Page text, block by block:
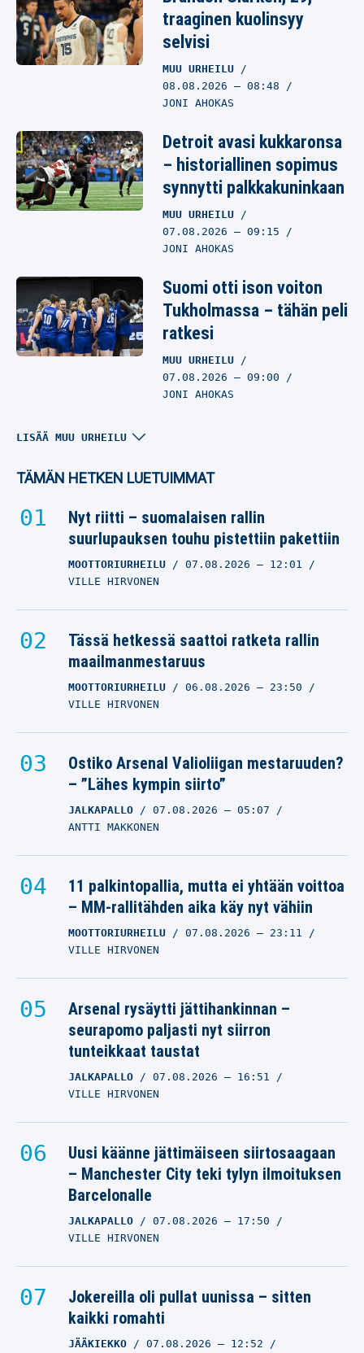
JONI AHOKAS
traaginen kuolinsyy
selvisi
MUU URHEILU
08.08.2026 – 08:48
JONI AHOKAS
Detroit avasi kukkaronsa
– historiallinen sopimus
synnytti palkkakuninkaan
MUU URHEILU
07.08.2026 – 09:15
JONI AHOKAS
Suomi otti ison voiton
Tukholmassa – tähän peli
ratkesi
MUU URHEILU
07.08.2026 – 09:00
JONI AHOKAS
löytyi hyvin
– valmentajasta paljastui
synkkä salaisuus
MUU URHEILU
06.08.2026– 17:09
kohtalossa – Saudi-
rahahanat kiinni, tilalle
tulee salattu sijoittaja
06.08.2026– 14:21
JANNE NIEMENMAA
Dillon Brooks jättimäinen
sopimus Phoenixiin –
kaupan
MUU URHEILU
06.08.2026– 10:21
tulla löysät housuun
kesken pelin –
”Vatsassani oli täysi
kapina”
MUU URHEILU
LISÄÄ MUU URHEILU
TÄMÄN HETKEN LUETUIMMAT
Nyt riitti – suomalaisen rallin
suurlupauksen touhu pistettiin pakettiin
MOOTTORIURHEILU 07.08.2026 – 12:01
VILLE HIRVONEN
Tässä hetkessä saattoi ratketa rallin
maailmanmestaruus
MOOTTORIURHEILU 06.08.2026 – 23:50
VILLE HIRVONEN
Ostiko Arsenal Valioliigan mestaruuden?
– ”Lähes kympin siirto”
JALKAPALLO 07.08.2026 – 05:07
ANTTI MAKKONEN
11 palkintopallia, mutta ei yhtään voittoa
– MM-rallitähden aika käy nyt vähiin
MOOTTORIURHEILU 07.08.2026 – 23:11
VILLE HIRVONEN
Arsenal rysäytti jättihankinnan –
seurapomo paljasti nyt siirron
tunteikkaat taustat
JALKAPALLO 07.08.2026 – 16:51
VILLE HIRVONEN
Uusi käänne jättimäiseen siirtosaagaan
– Manchester City teki tylyn ilmoituksen
Barcelonalle
JALKAPALLO 07.08.2026 – 17:50
VILLE HIRVONEN
Jokereilla oli pullat uunissa – sitten
kaikki romahti
JÄÄKIEKKO 07.08.2026 – 12:52